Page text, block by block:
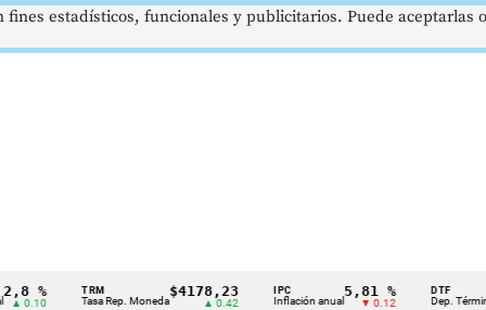
Tasa Rep. Moneda
$4178,23
▲ 0.42 Inflación anual
5,81 %
▼ 0.12 Dep. Término Fijo
estadísticos, funcionales y publicitarios. Puede aceptarlas